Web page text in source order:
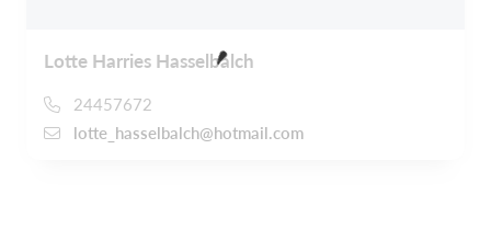
Lotte Harries Hasselbalch
24457672
lotte_hasselbalch@hotmail.com